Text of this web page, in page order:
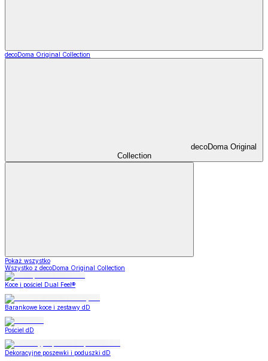
decoDoma Original Collection
decoDoma Original
Collection
Pokaż wszystko
Wszystko z decoDoma Original Collection
Koce i pościel Dual Feel®
Barankowe koce i zestawy dD
Pościel dD
Dekoracyjne poszewki i poduszki dD